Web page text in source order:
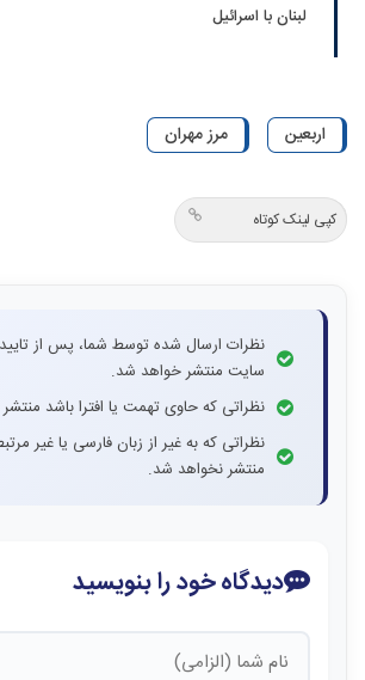
لبنان با اسرائیل
اربعین مرز مهران
کپی لینک کوتاه
نظرات ارسال شده توسط شما، پس از
سایت منتشر خواهد شد.
نظراتی که حاوی تهمت یا افترا باشد
نظراتی که به غیر از زبان فارسی یا غیر
منتشر نخواهد شد.
دیدگاه خود را بنویسید